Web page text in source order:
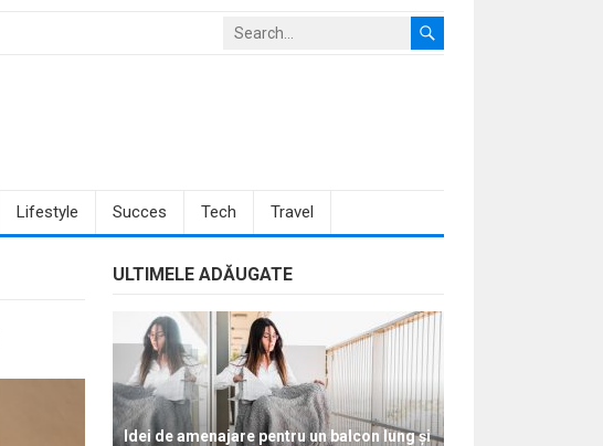
Lifestyle Succes Tech Travel
ULTIMELE ADĂUGATE
Idei de amenajare pentru un balcon lung și